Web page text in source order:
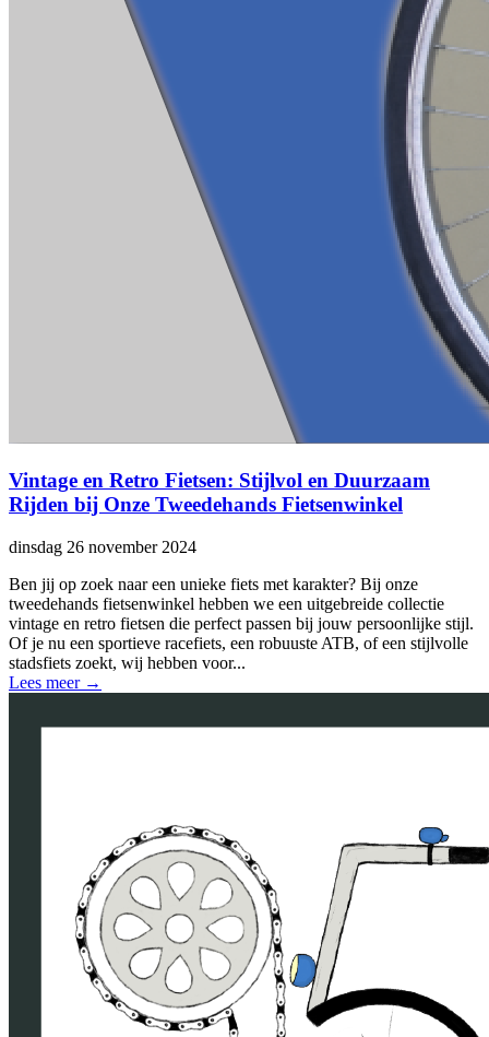
Vintage en Retro Fietsen: Stijlvol en Duurzaam
Rijden bij Onze Tweedehands Fietsenwinkel
dinsdag 26 november 2024
Ben jij op zoek naar een unieke fiets met karakter? Bij onze
tweedehands fietsenwinkel hebben we een uitgebreide collectie
vintage en retro fietsen die perfect passen bij jouw persoonlijke stijl.
Of je nu een sportieve racefiets, een robuuste ATB, of een stijlvolle
stadsfiets zoekt, wij hebben voor...
Lees meer →